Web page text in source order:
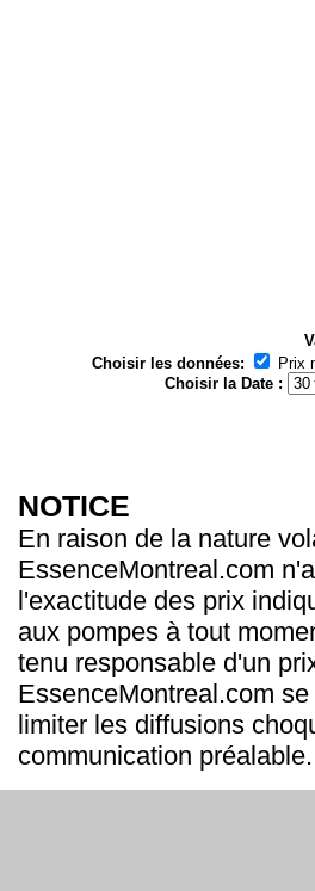
Choisir les données:
Prix
Choisir la Date :
NOTICE
En raison de la nature
EssenceMontreal.com
l'exactitude des prix
aux pompes à tout
tenu responsable d'un
EssenceMontreal.com
limiter les diffusions
communication préalable.